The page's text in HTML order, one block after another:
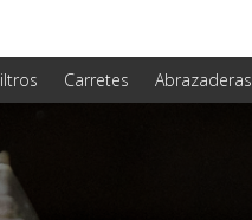
Carretes Abrazaderas